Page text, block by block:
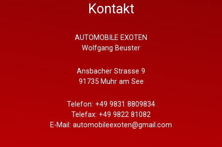
Kontakt
AUTOMOBILE EXOTEN
Wolfgang Beuster
Ansbacher Strasse 9
91735 Muhr am See
Telefon: +49 9831 8809834
Telefax: +49 9822 81082
E-Mail: automobileexoten@gmail.com